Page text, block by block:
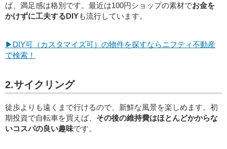
ば、満足感は格別です。最近は100円ショップの素材でお金を
かけずに工夫するDIYも流行しています。
▶DIY可（カスタマイズ可）の物件を探すならニフティ不動産
で検索！
2.サイクリング
徒歩よりも遠くまで行けるので、新鮮な風景を楽しめます。初
期投資で自転車を買えば、 その後の維持費はほとんどかからな
いコスパの良い趣味です。